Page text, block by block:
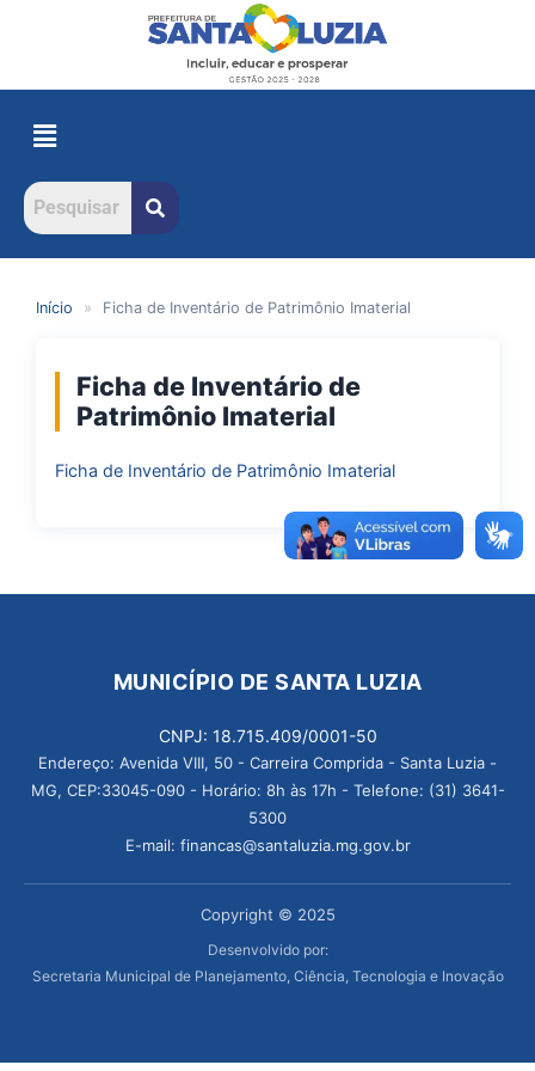
Início » Ficha de Inventário de Patrimônio Imaterial
Ficha de Inventário de
Patrimônio Imaterial
Ficha de Inventário de Patrimônio Imaterial
MUNICÍPIO DE SANTA LUZIA
CNPJ: 18.715.409/0001-50
Endereço: Avenida VIII, 50 - Carreira Comprida - Santa Luzia -
MG, CEP:33045-090 - Horário: 8h às 17h - Telefone: (31) 3641-
5300
E-mail: financas@santaluzia.mg.gov.br
Copyright © 2025
Desenvolvido por:
Secretaria Municipal de Planejamento, Ciência, Tecnologia e Inovação